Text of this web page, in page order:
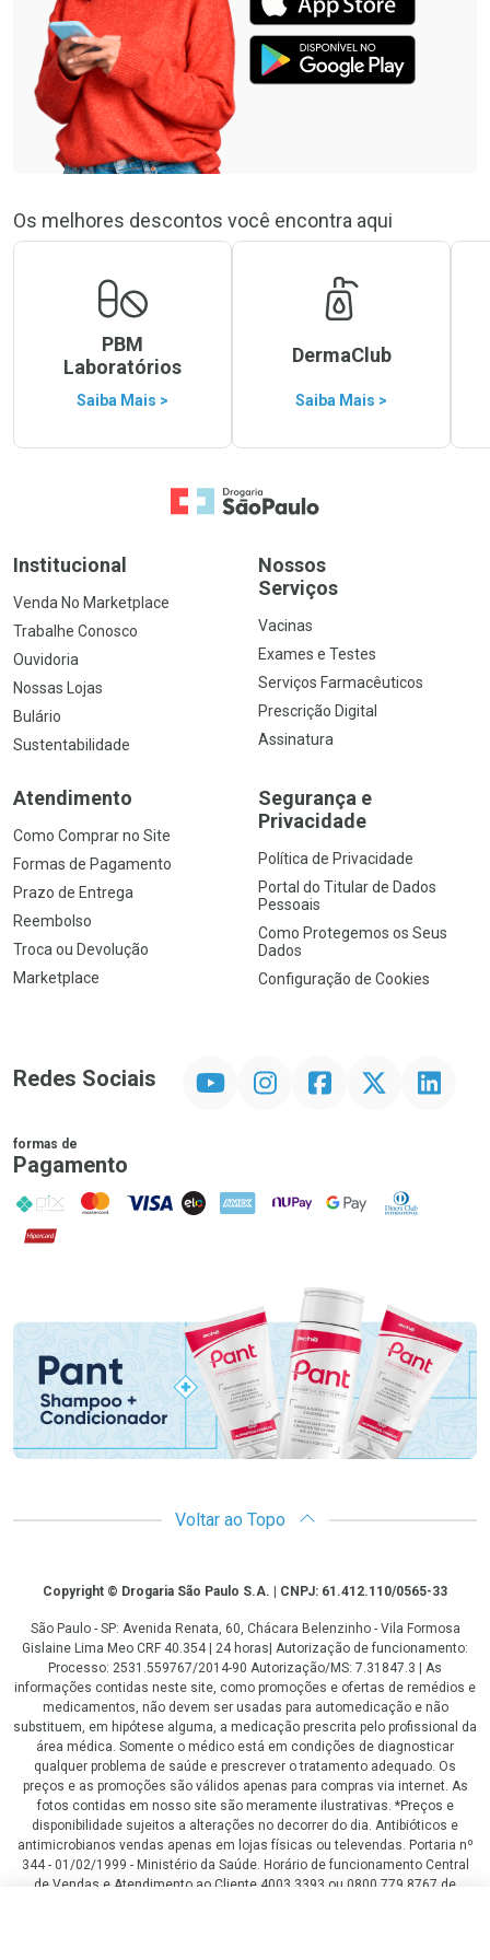
Os melhores descontos você encontra aqui
PBM
Laboratórios
Saiba Mais >
DermaClub
Saiba Mais >
Ir para a Home
Institucional
Venda No Marketplace
Trabalhe Conosco
Ouvidoria
Nossas Lojas
Bulário
Sustentabilidade
Nossos
Serviços
Vacinas
Exames e Testes
Serviços Farmacêuticos
Prescrição Digital
Assinatura
Atendimento
Como Comprar no Site
Formas de Pagamento
Prazo de Entrega
Reembolso
Troca ou Devolução
Marketplace
Segurança e
Privacidade
Política de Privacidade
Portal do Titular de Dados
Pessoais
Como Protegemos os Seus
Dados
Configuração de Cookies
Redes Sociais InstagramFacebookTwitter Linkedin
formas de
Pagamento
PIX MasterCard
VISA ELO AMEX NuPay Google PayDiners Club
Hipercard
Promoção em Destaque
Voltar ao Topo
CopyrightCopyright © Drogaria São Paulo S.A. | CNPJ: 61.412.110/0565-33
São Paulo - SP: Avenida Renata, 60, Chácara Belenzinho - Vila Formosa
Gislaine Lima Meo CRF 40.354 | 24 horas| Autorização de funcionamento:
Processo: 2531.559767/2014-90 Autorização/MS: 7.31847.3 | As
informações contidas neste site, como promoções e ofertas de remédios e
medicamentos, não devem ser usadas para automedicação e não
substituem, em hipótese alguma, a medicação prescrita pelo profissional da
área médica. Somente o médico está em condições de diagnosticar
qualquer problema de saúde e prescrever o tratamento adequado. Os
preços e as promoções são válidos apenas para compras via internet. As
fotos contidas em nosso site são meramente ilustrativas. *Preços e
disponibilidade sujeitos a alterações no decorrer do dia. Antibióticos e
antimicrobianos vendas apenas em lojas físicas ou televendas. Portaria nº
344 - 01/02/1999 - Ministério da Saúde. Horário de funcionamento Central
de Vendas e Atendimento ao Cliente 4003 3393 ou 0800 779 8767 de